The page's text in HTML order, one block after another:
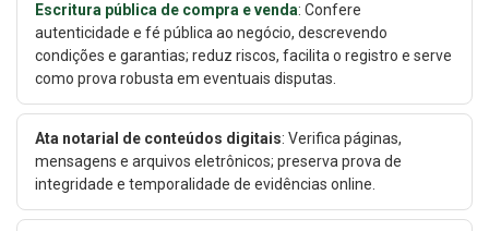
Escritura pública de compra e venda: Confere
autenticidade e fé pública ao negócio, descrevendo
condições e garantias; reduz riscos, facilita o registro e serve
como prova robusta em eventuais disputas.
Ata notarial de conteúdos digitais: Verifica páginas,
mensagens e arquivos eletrônicos; preserva prova de
integridade e temporalidade de evidências online.